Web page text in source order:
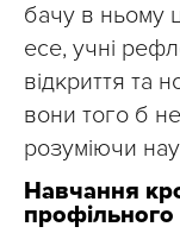
бачу в ньому
есе, учні
відкриття та
вони того б
розуміючи
Навчання
профільного